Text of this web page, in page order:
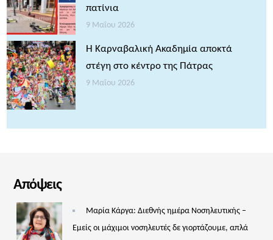
πατίνια
9 Μαΐου 2026
Η Καρναβαλική Ακαδημία αποκτά
στέγη στο κέντρο της Πάτρας
9 Μαΐου 2026
Απόψεις
Μαρία Κάργα: Διεθνής ημέρα Νοσηλευτικής –
Εμείς οι μάχιμοι νοσηλευτές δε γιορτάζουμε, απλά